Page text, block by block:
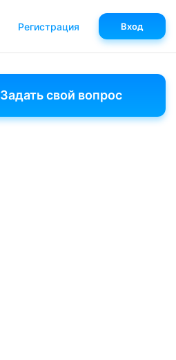
Задать свой вопрос
Регистрация Вход